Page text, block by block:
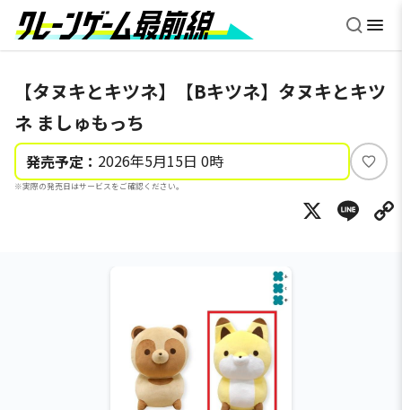
【タヌキとキツネ】【Bキツネ】タヌキとキツ
ネ ましゅもっち
発売予定： 2026年5月15日 0時
※実際の発売日はサービスをご確認ください。
い
ね
X